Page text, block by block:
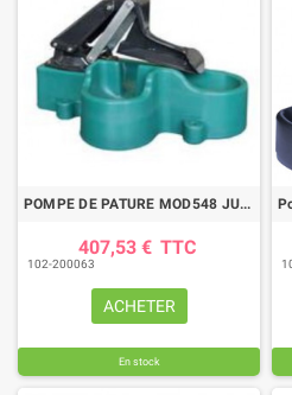
POMPE DE PATURE MOD548 JUNIOR
407,53 € TTC
102-200063
ACHETER
En stock